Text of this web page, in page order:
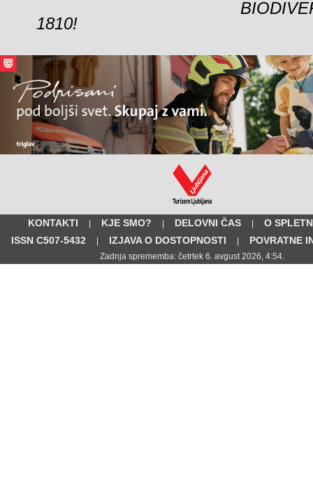
1810!
KONTAKTI | KJE SMO? | DELOVNI ČAS |
O
ISSN C507-5432
| IZJAVA O DOSTOPNOSTI | POVRATNE
Zadnja sprememba: četrtek 6. avgust 2026, 4:54.